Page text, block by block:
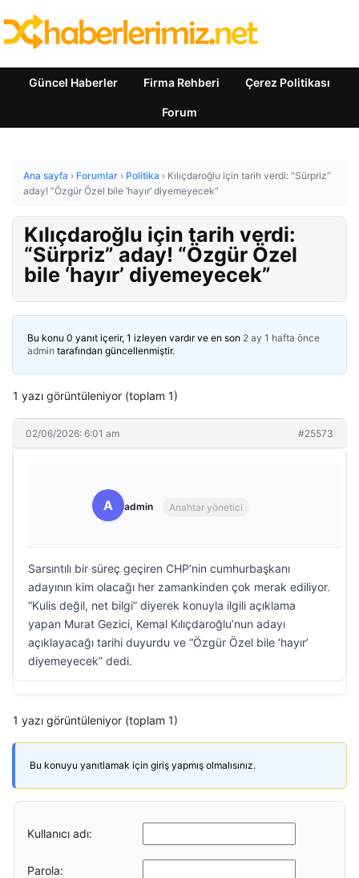
Güncel Haberler Firma Rehberi Çerez Politikası
Forum
Ana sayfa › Forumlar › Politika › Kılıçdaroğlu için tarih verdi: “Sürpriz”
aday! “Özgür Özel bile ‘hayır’ diyemeyecek”
Kılıçdaroğlu için tarih verdi:
“Sürpriz” aday! “Özgür Özel
bile ‘hayır’ diyemeyecek”
Bu konu 0 yanıt içerir, 1 izleyen vardır ve en son 2 ay 1 hafta önce
admin tarafından güncellenmiştir.
1 yazı görüntüleniyor (toplam 1)
02/06/2026: 6:01 am #25573
A admin Anahtar yönetici
Sarsıntılı bir süreç geçiren CHP’nin cumhurbaşkanı
adayının kim olacağı her zamankinden çok merak ediliyor.
“Kulis değil, net bilgi” diyerek konuyla ilgili açıklama
yapan Murat Gezici, Kemal Kılıçdaroğlu’nun adayı
açıklayacağı tarihi duyurdu ve “Özgür Özel bile ‘hayır’
diyemeyecek” dedi.
1 yazı görüntüleniyor (toplam 1)
Bu konuyu yanıtlamak için giriş yapmış olmalısınız.
Kullanıcı adı:
Parola: